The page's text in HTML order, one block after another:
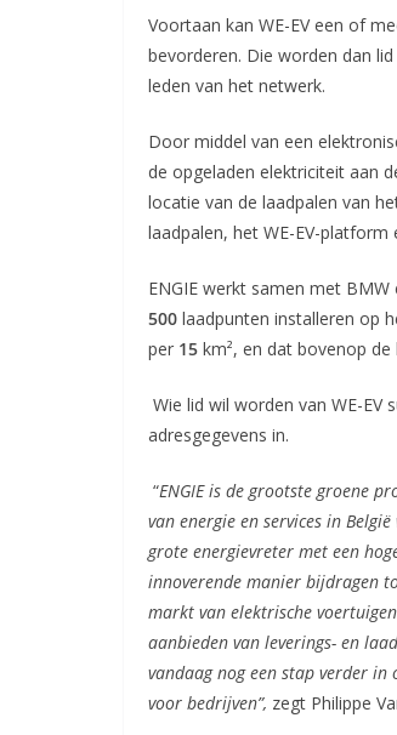
Voortaan kan WE-EV een of
bevorderen. Die worden dan
leden van het netwerk.
Door middel van een
de opgeladen elektriciteit aan
locatie van de laadpalen van
laadpalen, het WE-EV-platform
ENGIE werkt samen met BMW
500 laadpunten installeren op
per 15 km², en dat bovenop
Wie lid wil worden van WE-EV
adresgegevens in.
“ENGIE is de grootste groene
van energie en services in
grote energievreter met een
innoverende manier bijdragen
markt van elektrische
aanbieden van leverings- en
vandaag nog een stap verder
voor bedrijven”, zegt Philippe